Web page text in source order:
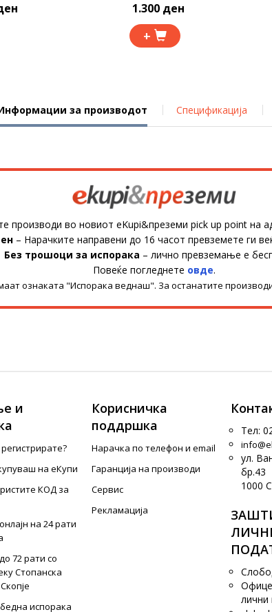
1.300 ден
+
за производот Спецификација
производи во новиот eKupi&преземи pick up point на
– Нарачките направени до 16 часот превземете ги
Без трошоци за испорака – лично превземање е
Повеќе погледнете овде.
ознаката "Испорака веднаш". За останатите
и
на еКупи
КОД за
на 24 рати
72 рати со
Стопанска
испорака
Корисничка
поддршка
Нарачка по телефон и еmail
Гаранција на производи
Сервис
Рекламација
Тел:
ул.
бр.43
1000
лични